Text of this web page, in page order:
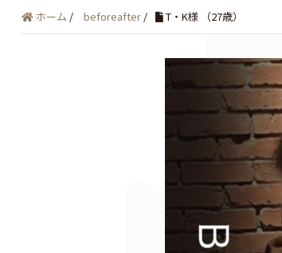
ホーム / beforeafter/ T・K様 （27歳）